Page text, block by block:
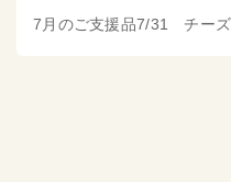
7月のご支援品7/31 チーズ